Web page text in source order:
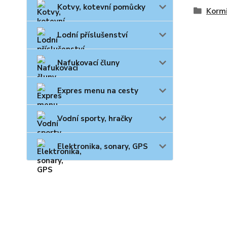
Kotvy, kotevní pomůcky
Lodní příslušenství
Nafukovací čluny
Expres menu na cesty
Vodní sporty, hračky
Elektronika, sonary, GPS